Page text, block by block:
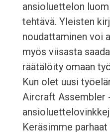
ansioluettelon
tehtävä. Yleisten
noudattaminen voi
myös viisasta
räätälöity omaan
Kun olet uusi
Aircraft Assembler
Keräsimme